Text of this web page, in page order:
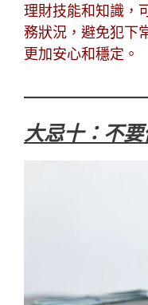
理財技能和知識，
務狀況，避免犯下
更加安心和穩定。
大忌十：不